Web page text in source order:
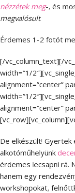
nézzétek meg-, és
megvalósult.
Érdemes 1-2 fotót
[/vc_column_text][/
width=”1/
alignment=”center”
width=”1/
alignment=”center”
De elkészült! Gyertek
alkotóműhelyünk
érdemes lecsapni rá.
hanem egy
workshopokat,